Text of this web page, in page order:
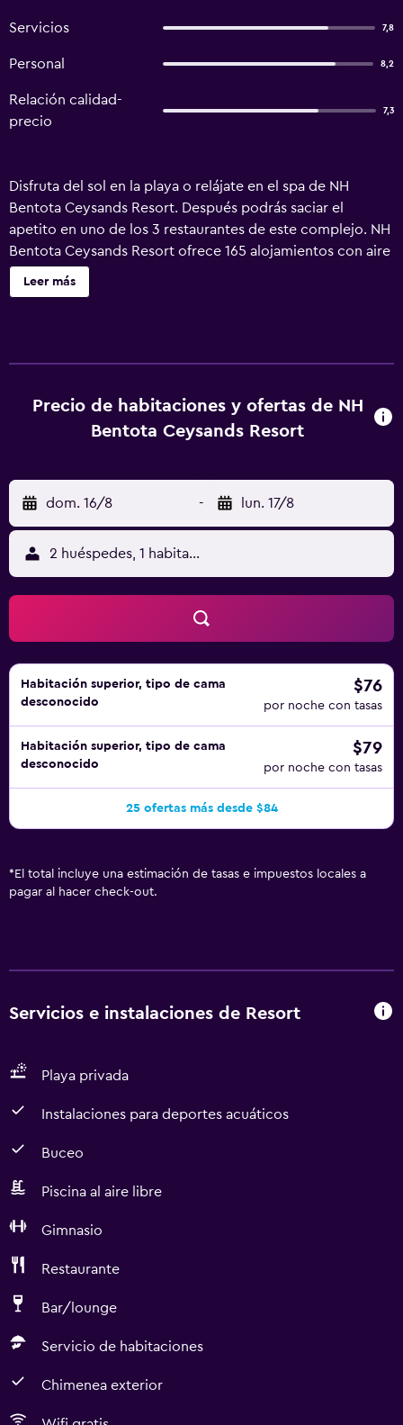
Servicios 7,8
Personal 8,2
Relación calidad-
precio
7,3
Disfruta del sol en la playa o relájate en el spa de NH
Bentota Ceysands Resort. Después podrás saciar el
apetito en uno de los 3 restaurantes de este complejo. NH
Bentota Ceysands Resort ofrece 165 alojamientos con aire
acondicionado, con acceso por pasillos exteriores y
minibar y botella de agua gratuita. Las habitaciones
gratuitos y secador de pelo. Este complejo en Bentota
ofrece acceso a Internet wifi gratis. Entre las
oficina y teléfono. Las habitaciones también incluyen
cafetera y tetera y ventilador de techo. Se ofrece servicio
de limpieza todos los días y es posible solicitar tabla de
planchar con plancha. En el alojamiento hay piscina al aire
libre, piscina infantil y bañera de hidromasaje. Otros
servicios de ocio y esparcimiento incluyen sauna. Se
pueden practicar las actividades de ocio y esparcimiento
que se indican más abajo en las instalaciones o cerca del
alojamiento (es posible que se aplique un recargo).
Leer más
Precio de habitaciones y ofertas de NH
Bentota Ceysands Resort
dom. 16/8 - lun. 17/8
2 huéspedes, 1 habitación
Habitación superior, tipo de cama
desconocido
$76
por noche con tasas
Habitación superior, tipo de cama
desconocido
$79
por noche con tasas
25 ofertas más desde $84
* El total incluye una estimación de tasas e impuestos locales a
pagar al hacer check-out.
Servicios e instalaciones de Resort
Playa privada
Instalaciones para deportes acuáticos
Buceo
Piscina al aire libre
Gimnasio
Restaurante
Bar/lounge
Servicio de habitaciones
Chimenea exterior